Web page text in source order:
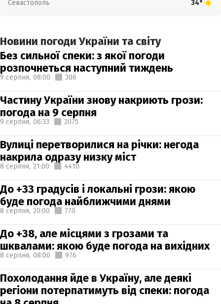
Севастополь 34°
Новини погоди України та світу
Без сильної спеки: з якої погоди
розпочнеться наступний тиждень
9 серпня, 08:00 306
Частину України знову накриють грози:
погода на 9 серпня
9 серпня, 06:33 2075
Вулиці перетворилися на річки: негода
накрила одразу низку міст
8 серпня, 21:00 4410
До +33 градусів і локальні грози: якою
буде погода найближчими днями
8 серпня, 20:00 770
До +38, але місцями з грозами та
шквалами: якою буде погода на вихідних
8 серпня, 08:00 976
Похолодання йде в Україну, але деякі
регіони потерпатимуть від спеки: погода